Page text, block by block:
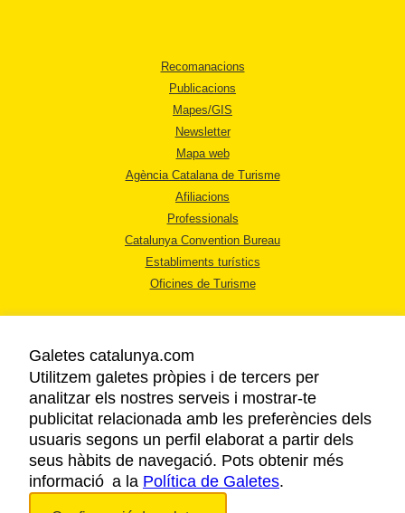
Recomanacions
Publicacions
Mapes/GIS
Newsletter
Mapa web
Agència Catalana de Turisme
Afiliacions
Professionals
Catalunya Convention Bureau
Establiments turístics
Oficines de Turisme
AVÍS LEGAL
POLÍTICA DE PRIVACITAT
COOKIES
ACCESSIBILITAT
Galetes catalunya.com
Utilitzem galetes pròpies i de tercers per
analitzar els nostres serveis i mostrar-te
publicitat relacionada amb les preferències dels
usuaris segons un perfil elaborat a partir dels
seus hàbits de navegació. Pots obtenir més
informació a la Política de Galetes.